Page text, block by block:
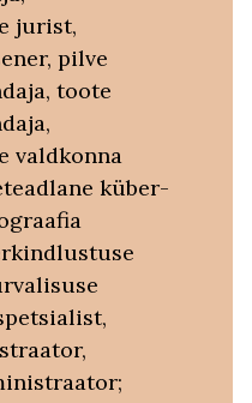
jurist,
pilve
toote
valdkonna
küber-